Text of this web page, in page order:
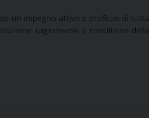
un impegno attivo e proficuo di tutta
ragionevole e conciliante della